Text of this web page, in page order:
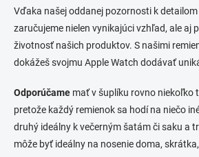
Vďaka našej oddanej pozornosti k
zaručujeme nielen vynikajúci vzhľad, ale aj
životnosť našich produktov. S našimi
dokážeš svojmu Apple Watch dodávať
Odporúčame mať v šuplíku rovno niekoľko
pretože každý remienok sa hodí na niečo
druhý ideálny k večerným šatám či saku a
môže byť ideálny na nosenie doma,